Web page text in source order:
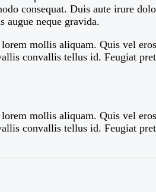
consequat. Duis aute irure
augue neque gravida.
mollis aliquam. Quis vel
convallis tellus id. Feugiat
mollis aliquam. Quis vel
convallis tellus id. Feugiat